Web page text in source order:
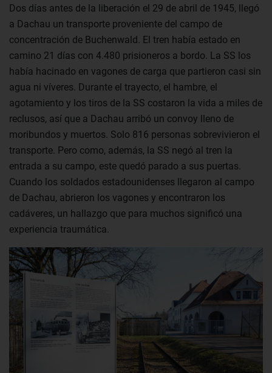
Dos días antes de la liberación el 29 de abril de 1945, llegó
a Dachau un transporte proveniente del campo de
concentración de Buchenwald. El tren había estado en
camino 21 días con 4.480 prisioneros a bordo. La SS los
había hacinado en vagones de carga que partieron casi sin
agua ni víveres. Durante el trayecto, el hambre, el
agotamiento y los tiros de la SS costaron la vida a miles de
reclusos, así que a Dachau arribó un convoy lleno de
moribundos y muertos. Solo 816 personas sobrevivieron el
transporte. Pero como, además, la SS negó al tren la
entrada a su campo, este quedó parado a sus puertas.
Cuando los soldados estadounidenses llegaron al campo
de Dachau, abrieron los vagones y encontraron los
cadáveres, un hallazgo que para muchos significó una
experiencia traumática.